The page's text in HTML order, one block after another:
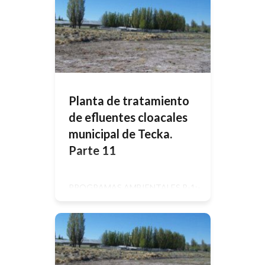
aguas residuales vertidas desde
locales utilizados para efectuar
cualquier actividad comercial o
industrial, que no sean aguas
residuales domésticas ni aguas de
escorrentía pluvial. Uso del agua en
la industria Las aguas utilizadas en
[…]
Planta de tratamiento
de efluentes cloacales
municipal de Tecka.
Parte 11
Programa P – 1 – PROGRAMA DE
SEGUIMIENTO Y CONTROL DE
LAS MEDIDAS DE MITIGACIÓN
Descripción del programa:El
programa de las Medidas de